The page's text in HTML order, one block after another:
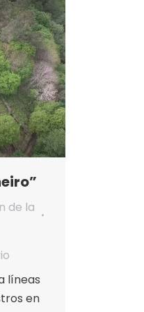
de la
líneas
en